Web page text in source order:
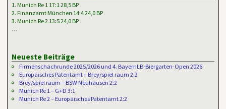
1. Munich Re 1 17:1 28,5 BP
2. Finanzamt München 14:4 24,0 BP
3. Munich Re 2 13:5 24,0 BP
…
Neueste Beiträge
Firmenschachrunde 2025/2026 und 4. BayernLB-Biergarten-Open 2026
Europäisches Patentamt – Brey/spiel raum 2:2
Brey/spiel raum – BSW Neuhausen 2:2
Munich Re 1 – G+D 3:1
Munich Re 2 – Europäisches Patentamt 2:2